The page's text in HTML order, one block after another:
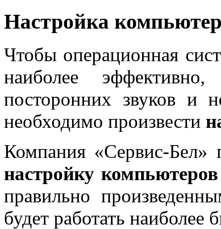
Настройка
Чтобы операционная
наиболее
посторонних звуков и
необходимо произвести
Компания «Сервис-Бел»
настройку
правильно
будет работать наиболее